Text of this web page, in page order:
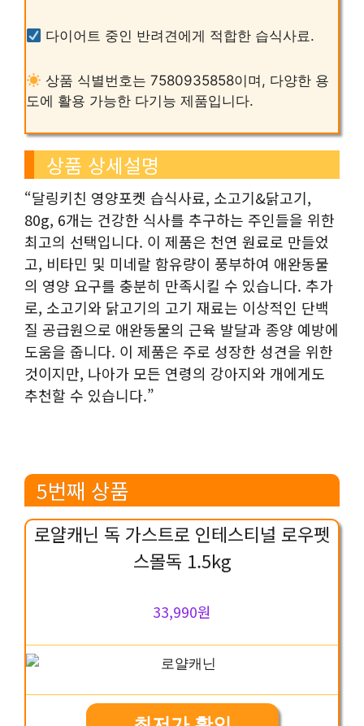
다이어트 중인 반려견에게 적합한 습식사료.
상품 식별번호는 7580935858이며, 다양한 용
도에 활용 가능한 다기능 제품입니다.
상품 상세설명
“달링키친 영양포켓 습식사료, 소고기&닭고기,
80g, 6개는 건강한 식사를 추구하는 주인들을 위한
최고의 선택입니다. 이 제품은 천연 원료로 만들었
고, 비타민 및 미네랄 함유량이 풍부하여 애완동물
의 영양 요구를 충분히 만족시킬 수 있습니다. 추가
로, 소고기와 닭고기의 고기 재료는 이상적인 단백
질 공급원으로 애완동물의 근육 발달과 종양 예방에
도움을 줍니다. 이 제품은 주로 성장한 성견을 위한
것이지만, 나아가 모든 연령의 강아지와 개에게도
추천할 수 있습니다.”
5번째 상품
로얄캐닌 독 가스트로 인테스티널 로우펫
스몰독 1.5kg
33,990원